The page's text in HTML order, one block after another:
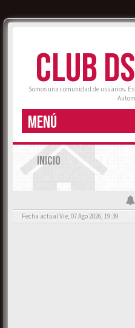
CLUB
Somos una comunidad de usuarios.
MENÚ
INICIO
Fecha actual Vie, 07 Ago 2026, 19:39